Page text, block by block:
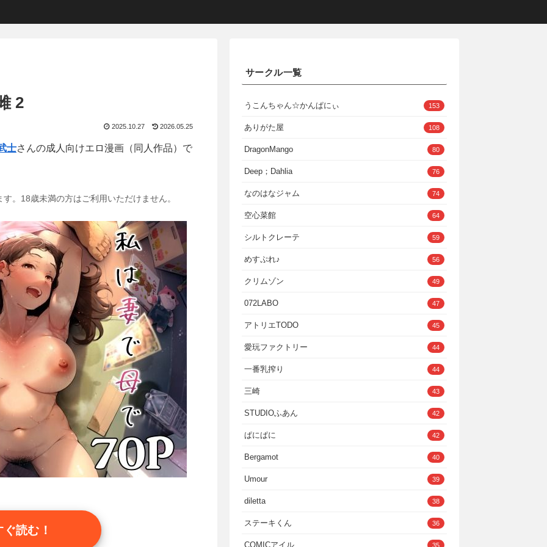
2
2025.10.27 2026.05.25
士さんの成人向けエロ漫画（同人作品）で
。18歳未満の方はご利用いただけません。
ぐ読む！
サークル一覧
うこんちゃん☆かんぱにぃ 153
ありがた屋 108
DragonMango 80
Deep；Dahlia 76
なのはなジャム 74
空心菜館 64
シルトクレーテ 59
めすぷれ♪ 56
クリムゾン 49
072LABO 47
アトリエTODO 45
愛玩ファクトリー 44
一番乳搾り 44
三崎 43
STUDIOふあん 42
ぱにぱに 42
Bergamot 40
Umour 39
diletta 38
ステーキくん 36
COMICアイル 35